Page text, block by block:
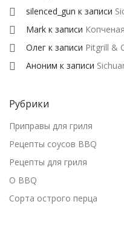
silenced_gun к записи
Mark к записи
Олег к записи Pitgrill &
Аноним к записи
Рубрики
Приправы для гриля
Рецепты соусов BBQ
Рецепты для гриля
О BBQ
Сорта острого перца